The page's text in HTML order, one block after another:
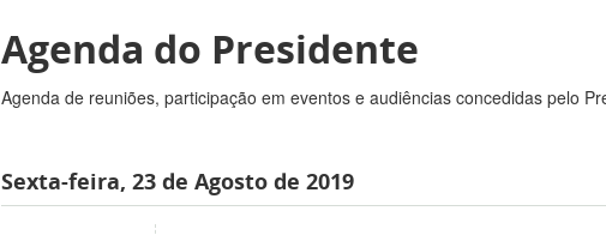
Agenda do Presidente
Agenda de reuniões, participação em eventos e audiências concedidas pelo
Sexta-feira, 23 de Agosto de 2019